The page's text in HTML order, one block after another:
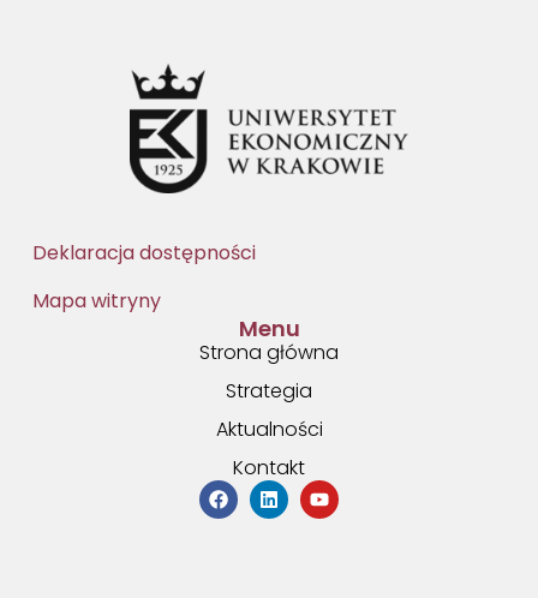
Deklaracja dostępności
Mapa witryny
Menu
Strona główna
Strategia
Aktualności
Kontakt